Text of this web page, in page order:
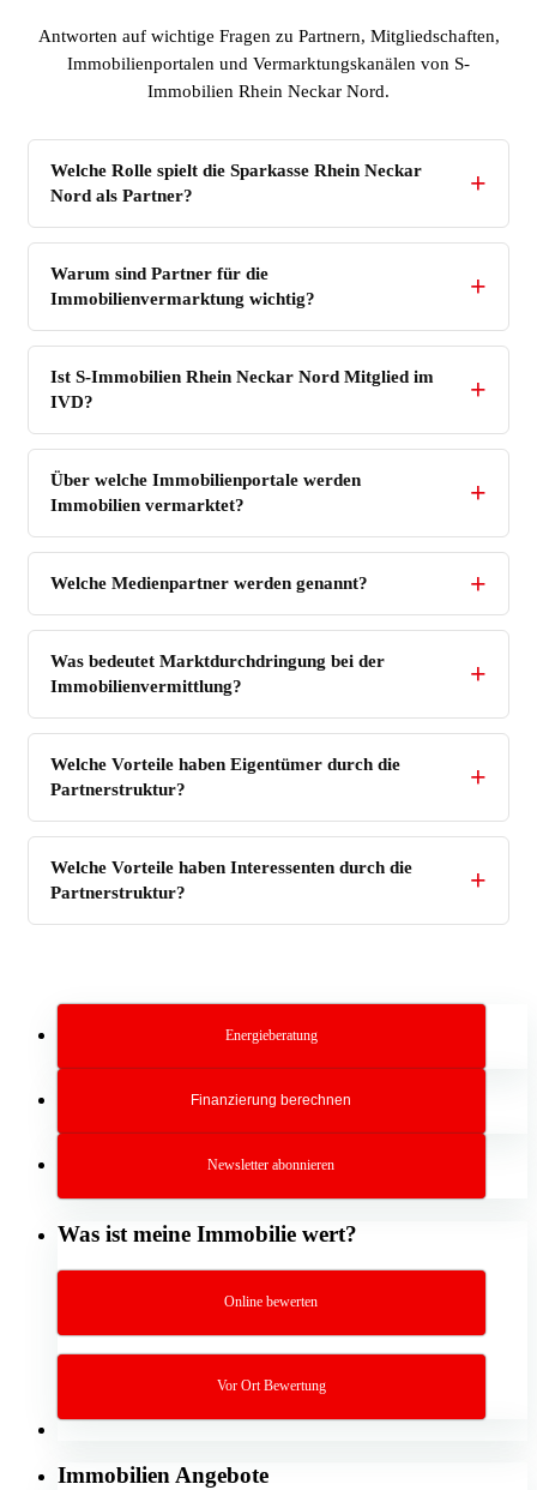
Antworten auf wichtige Fragen zu Partnern, Mitgliedschaften,
Immobilienportalen und Vermarktungskanälen von S-
Immobilien Rhein Neckar Nord.
Welche Rolle spielt die Sparkasse Rhein Neckar
Nord als Partner?
Warum sind Partner für die
Immobilienvermarktung wichtig?
Ist S-Immobilien Rhein Neckar Nord Mitglied im
IVD?
Über welche Immobilienportale werden
Immobilien vermarktet?
Welche Medienpartner werden genannt?
Was bedeutet Marktdurchdringung bei der
Immobilienvermittlung?
Welche Vorteile haben Eigentümer durch die
Partnerstruktur?
Welche Vorteile haben Interessenten durch die
Partnerstruktur?
Energieberatung
Finanzierung berechnen
Newsletter abonnieren
Was ist meine Immobilie wert?
Online bewerten
Vor Ort Bewertung
Immobilien Angebote